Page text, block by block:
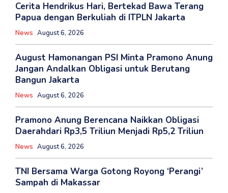
Cerita Hendrikus Hari, Bertekad Bawa Terang
Papua dengan Berkuliah di ITPLN Jakarta
News August 6, 2026
August Hamonangan PSI Minta Pramono Anung
Jangan Andalkan Obligasi untuk Berutang
Bangun Jakarta
News August 6, 2026
Pramono Anung Berencana Naikkan Obligasi
Daerahdari Rp3,5 Triliun Menjadi Rp5,2 Triliun
News August 6, 2026
TNI Bersama Warga Gotong Royong ‘Perangi’
Sampah di Makassar